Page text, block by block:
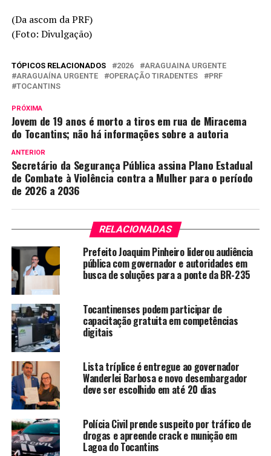
(Da ascom da PRF)
(Foto: Divulgação)
TÓPICOS RELACIONADOS 2026
ARAGUAINA URGENTE
ARAGUAÍNA URGENTE
OPERAÇÃO TIRADENTES
PRF
TOCANTINS
PRÓXIMA
Jovem de 19 anos é morto a tiros em rua de Miracema
do Tocantins; não há informações sobre a autoria
ANTERIOR
Secretário da Segurança Pública assina Plano Estadual
de Combate à Violência contra a Mulher para o período
de 2026 a 2036
RELACIONADAS
Prefeito Joaquim Pinheiro liderou audiência
pública com governador e autoridades em
busca de soluções para a ponte da BR-235
Tocantinenses podem participar de
capacitação gratuita em competências
digitais
Lista tríplice é entregue ao governador
Wanderlei Barbosa e novo desembargador
deve ser escolhido em até 20 dias
Polícia Civil prende suspeito por tráfico de
drogas e apreende crack e munição em
Lagoa do Tocantins